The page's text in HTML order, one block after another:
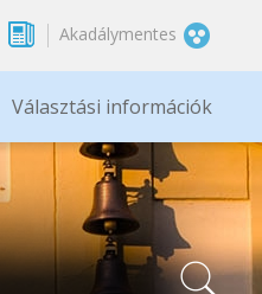
Akadálymentes
Választási információk